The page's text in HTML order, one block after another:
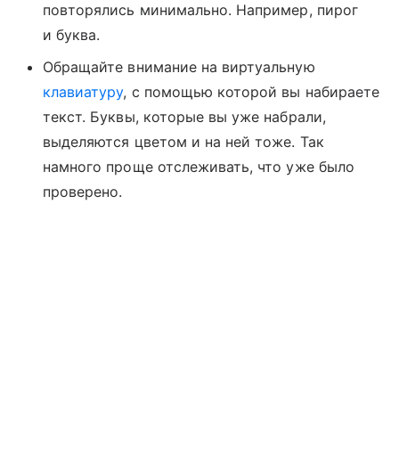
повторялись минимально. Например, пирог
и буква.
Обращайте внимание на виртуальную
клавиатуру, с помощью которой вы набираете
текст. Буквы, которые вы уже набрали,
выделяются цветом и на ней тоже. Так
намного проще отслеживать, что уже было
проверено.